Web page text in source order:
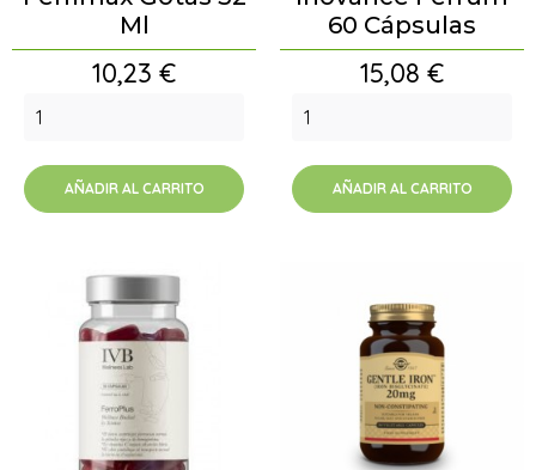
Ml
Precio
10,23 €
AÑADIR AL CARRITO
60 Cápsulas
Precio
15,08 €
AÑADIR AL CARRITO